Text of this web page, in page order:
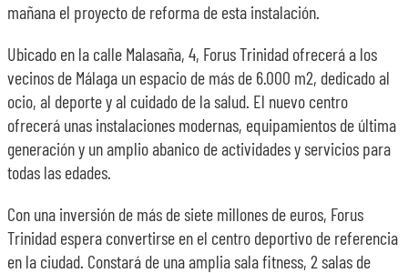
mañana el proyecto de reforma de esta instalación.
Ubicado en la calle Malasaña, 4, Forus Trinidad ofrecerá a los
vecinos de Málaga un espacio de más de 6.000 m2, dedicado al
ocio, al deporte y al cuidado de la salud. El nuevo centro
ofrecerá unas instalaciones modernas, equipamientos de última
generación y un amplio abanico de actividades y servicios para
todas las edades.
Con una inversión de más de siete millones de euros, Forus
Trinidad espera convertirse en el centro deportivo de referencia
en la ciudad. Constará de una amplia sala fitness, 2 salas de